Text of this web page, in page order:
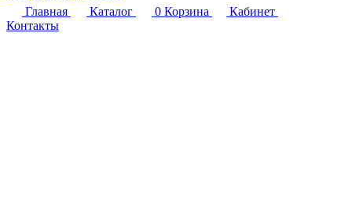
Главная
Каталог 0 Корзина
Кабинет
Контакты